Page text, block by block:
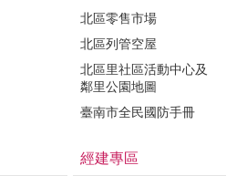
北區零售市場
北區列管空屋
北區里社區活動中心及
鄰里公園地圖
臺南市全民國防手冊
經建專區